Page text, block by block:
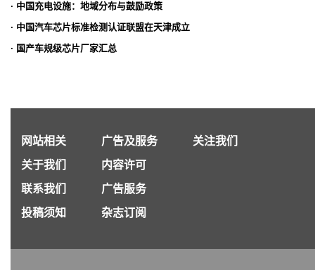
· 中国充电设施：地域分布与鼓励政策
· 中国汽车芯片标准检测认证联盟在天津成立
· 国产车规级芯片厂家汇总
网站相关
关于我们
联系我们
投稿须知
广告及服务
内容许可
广告服务
杂志订阅
关注我们